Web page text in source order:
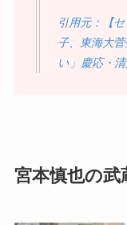
引用元：【
子、東海大
い」慶応・
宮本慎也の武